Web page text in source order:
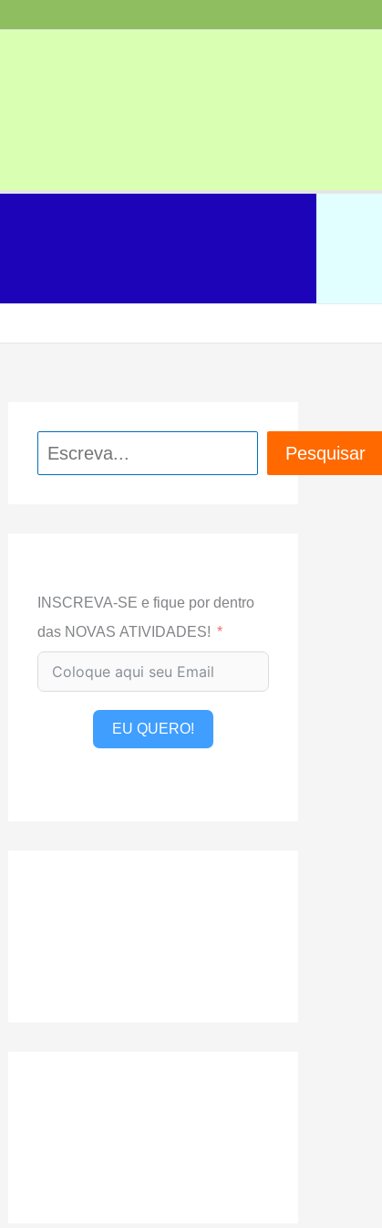
Pesquisar Pesquisar
INSCREVA-SE e fique por dentro
das NOVAS ATIVIDADES!
EU QUERO!